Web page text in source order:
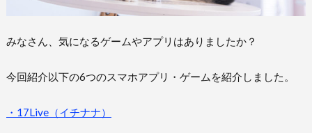
みなさん、気になるゲームやアプリはありましたか？
今回紹介以下の6つのスマホアプリ・ゲームを紹介しました。
・17Live（イチナナ）